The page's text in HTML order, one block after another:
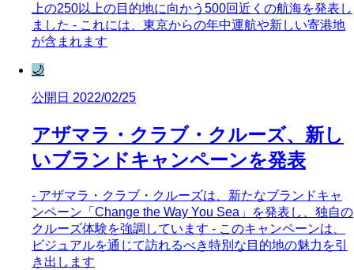
上の250以上の目的地に向かう500回近くの航海を発表し
ました - これには、東京からの年中運航や新しい寄港地
が含まれます
🌙
公開日 2022/02/25
アザマラ・クラブ・クルーズ、新し
いブランドキャンペーンを発表
- アザマラ・クラブ・クルーズは、新たなブランドキャ
ンペーン「Change the Way You Sea」を発表し、独自の
クルーズ体験を強調しています - このキャンペーンは、
ビジュアルを通じて訪れるべき特別な目的地の魅力を引
き出します